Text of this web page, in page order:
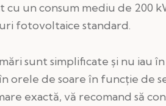
un consum mediu de 200
fotovoltaice standard.
sunt simplificate și nu iau
orele de soare în funcție de
exactă, vă recomand să